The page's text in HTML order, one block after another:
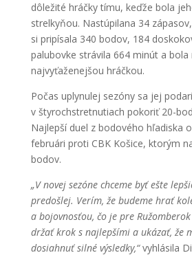
dôležité hráčky tímu, keďže bola
strelkyňou. Nastúpilana 34
si pripísala 340 bodov, 184
palubovke strávila 664 minút a
najvyťaženejšou hráčkou.
Počas uplynulej sezóny sa jej
v štyrochstretnutiach pokoriť 20-
Najlepší duel z bodového hľadiska
februári proti CBK Košice, ktorým
bodov.
„V novej sezóne chceme byť ešte
predošlej. Verím, že budeme hrať
a bojovnosťou, čo je pre
držať krok s najlepšími a ukázať, že
dosiahnuť silné výsledky,“vyhlásila